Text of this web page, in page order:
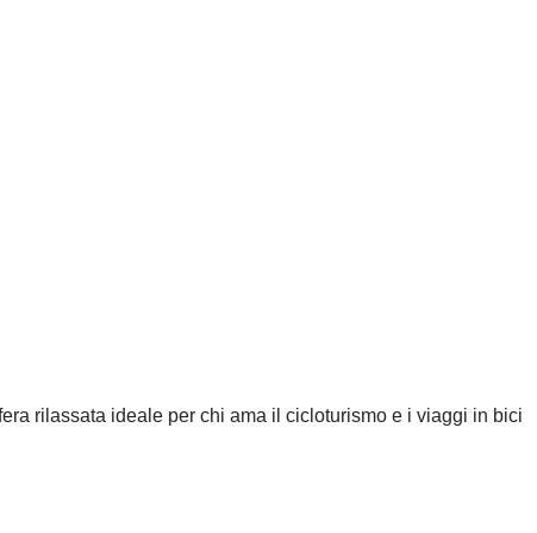
rilassata ideale per chi ama il cicloturismo e i viaggi in bici